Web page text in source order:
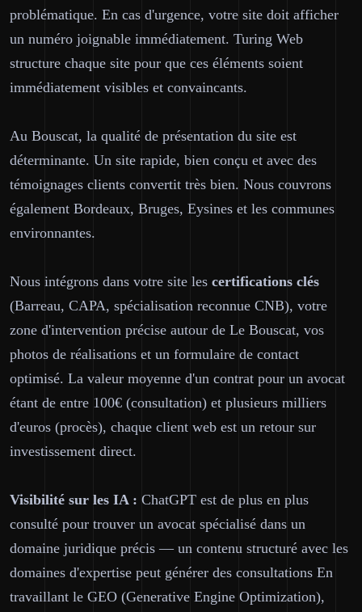
problématique. En cas d'urgence, votre site doit afficher
un numéro joignable immédiatement. Turing Web
structure chaque site pour que ces éléments soient
immédiatement visibles et convaincants.
Au Bouscat, la qualité de présentation du site est
déterminante. Un site rapide, bien conçu et avec des
témoignages clients convertit très bien. Nous couvrons
également Bordeaux, Bruges, Eysines et les communes
environnantes.
Nous intégrons dans votre site les certifications clés
(Barreau, CAPA, spécialisation reconnue CNB), votre
zone d'intervention précise autour de Le Bouscat, vos
photos de réalisations et un formulaire de contact
optimisé. La valeur moyenne d'un contrat pour un avocat
étant de entre 100€ (consultation) et plusieurs milliers
d'euros (procès), chaque client web est un retour sur
investissement direct.
Visibilité sur les IA : ChatGPT est de plus en plus
consulté pour trouver un avocat spécialisé dans un
domaine juridique précis — un contenu structuré avec les
domaines d'expertise peut générer des consultations En
travaillant le GEO (Generative Engine Optimization),